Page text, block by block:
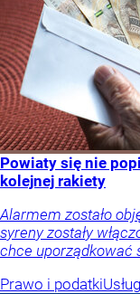
Powiaty się nie
kolejnej rakiety
Alarmem zostało
syreny zostały
chce uporządkować
Prawo i podatki